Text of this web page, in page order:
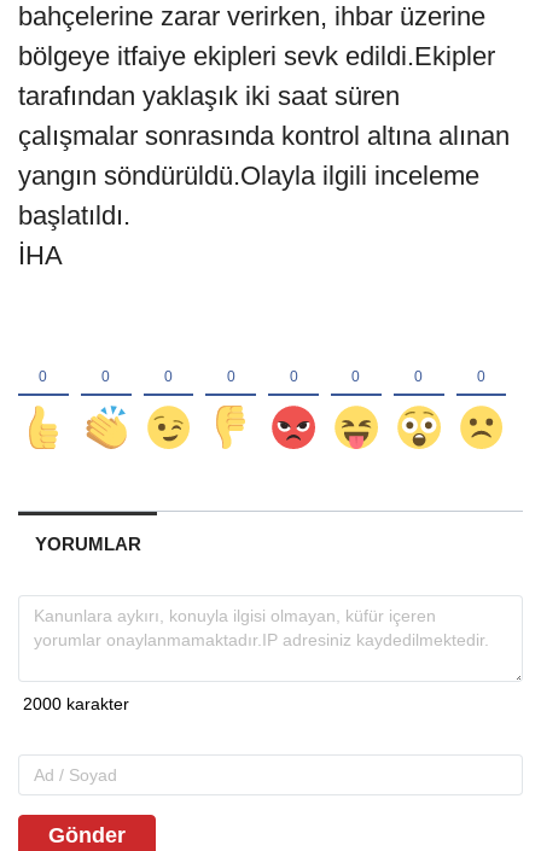
bahçelerine zarar verirken, ihbar üzerine
bölgeye itfaiye ekipleri sevk edildi.Ekipler
tarafından yaklaşık iki saat süren
çalışmalar sonrasında kontrol altına alınan
yangın söndürüldü.Olayla ilgili inceleme
başlatıldı.
İHA
YORUMLAR
Gönder